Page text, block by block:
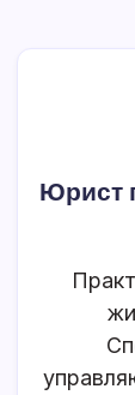
Юрист